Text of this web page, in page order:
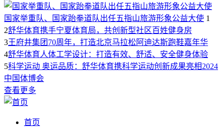
国家举重队、国家跆拳道队出任五指山旅游形象公益大使 1
2舒华体育携手宁夏体育局，共创新型社区百姓健身房
3王府井集团70周年，打造北京马拉松阿迪达斯跑鞋嘉年华
4舒华体育人体工学设计：打造有效、舒适、安全健身体验
5科学运动 奥运品质：舒华体育携科学运动创新成果亮相2024
中国体博会
查看更多
首页